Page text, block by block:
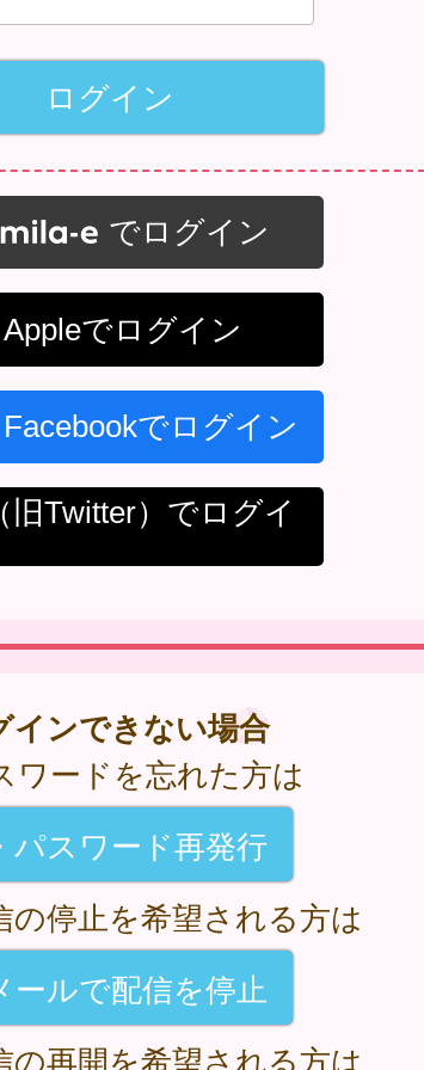
でログイン
Appleでログイン
Facebookでログイン
旧Twitter）でログイ
インできない場合
ワードを忘れた方は
パスワード再発行
の停止を希望される方は
ールで配信を停止
の再開を希望される方は